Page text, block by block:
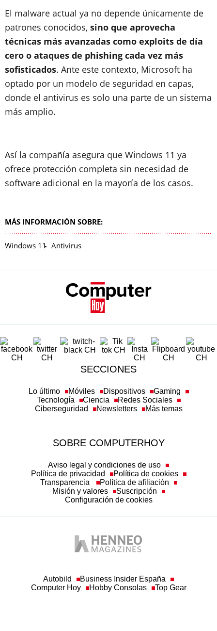
El malware actual ya no depende únicamente de
patrones conocidos, sino que aprovecha
técnicas más avanzadas como exploits de día
cero o ataques de phishing cada vez más
sofisticados. Ante este contexto, Microsoft ha
optado por un modelo de seguridad en capas,
donde el antivirus es solo una parte de un sistema
más amplio.
Así la compañía asegura que Windows 11 ya
ofrece protección completa sin necesidad de
software adicional en la mayoría de los casos.
MÁS INFORMACIÓN SOBRE:
Windows 11 Antivirus
SECCIONES
Lo último Móviles Dispositivos
Gaming
Tecnología
Ciencia
Redes Sociales
Ciberseguridad
Newsletters Más temas
SOBRE COMPUTERHOY
Aviso legal y condiciones de uso
Política de privacidad
Política de cookies
Transparencia
Política de afiliación
Misión y valores
Suscripción
Configuración de cookies
Autobild
Business Insider España
Computer Hoy
Hobby Consolas Top Gear